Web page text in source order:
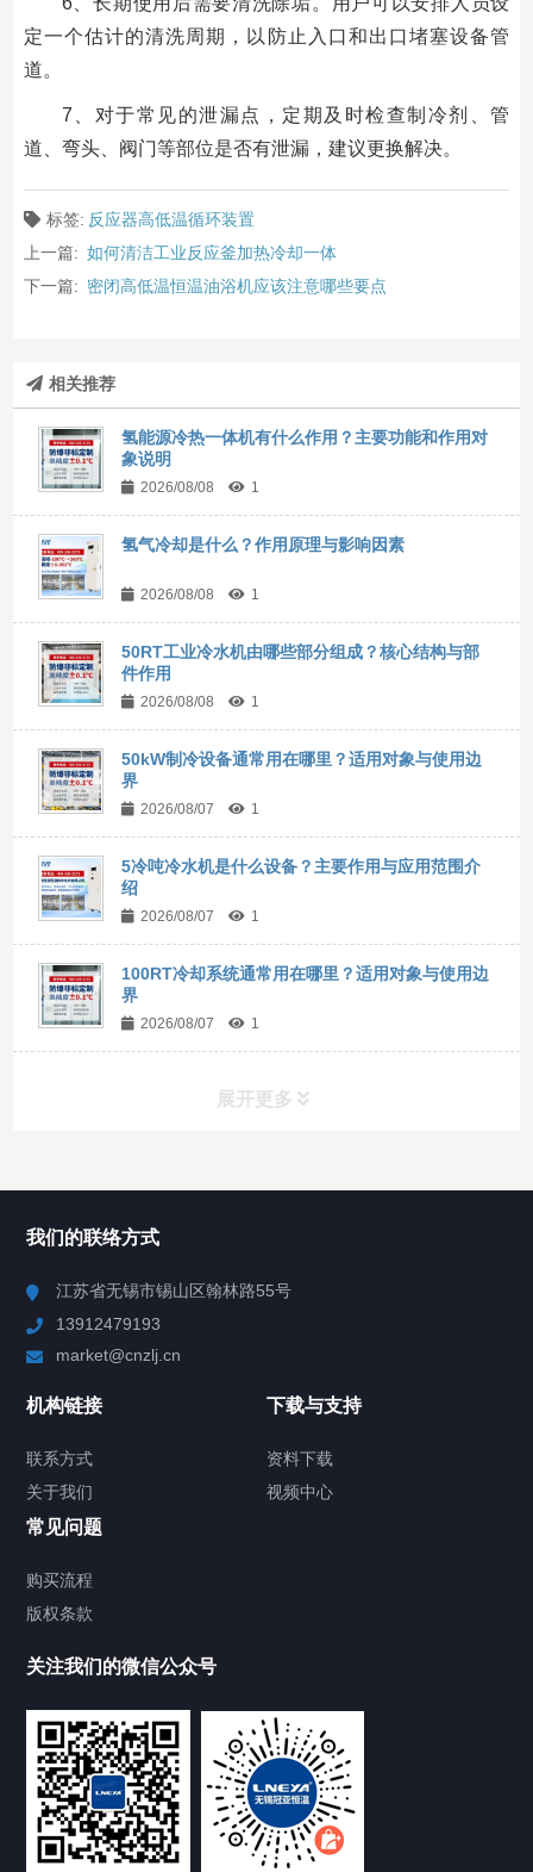
定一个估计的清洗周期，以防止入口和出口堵塞设备管
道。
7、对于常见的泄漏点，定期及时检查制冷剂、管
道、弯头、阀门等部位是否有泄漏，建议更换解决。
标签: 反应器高低温循环装置
上一篇: 如何清洁工业反应釜加热冷却一体
下一篇: 密闭高低温恒温油浴机应该注意哪些要点
相关推荐
氢能源冷热一体机有什么作用？主要功能和作用对
象说明
2026/08/08 1
氢气冷却是什么？作用原理与影响因素
2026/08/08 1
50RT工业冷水机由哪些部分组成？核心结构与部
件作用
2026/08/08 1
50kW制冷设备通常用在哪里？适用对象与使用边
界
2026/08/07 1
5冷吨冷水机是什么设备？主要作用与应用范围介
绍
2026/08/07 1
100RT冷却系统通常用在哪里？适用对象与使用边
界
2026/08/07 1
展开更多
Chiller高精度制冷循环器
TCU温度控制单元
Chiller气体控温系统
Chamber试验箱
FREEZER低温箱
我们的联络方式
江苏省无锡市锡山区翰林路55号
13912479193
market@cnzlj.cn
机构链接
联系方式
关于我们
下载与支持
资料下载
视频中心
常见问题
购买流程
版权条款
关注我们的微信公众号